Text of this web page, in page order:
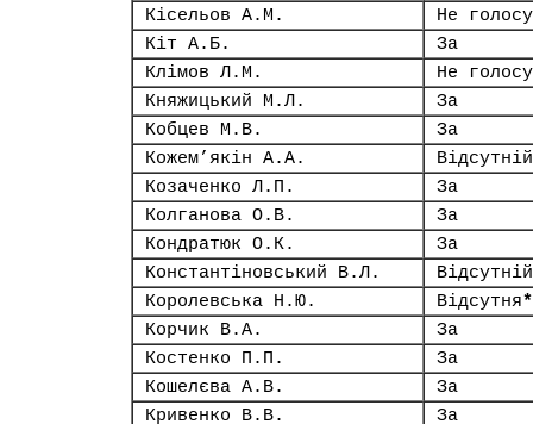
Кісельов А.М.
Не
Кіт А.Б.
За
Клімов Л.М.
Не
Княжицький М.Л.
За
Кобцев М.В.
За
Кожем’якін А.А.
Відсутній
Козаченко Л.П.
За
Колганова О.В.
За
Кондратюк О.К.
За
Константіновський В.Л.
Відсутній
Королевська Н.Ю.
Відсутня*
Корчик В.А.
За
Костенко П.П.
За
Кошелєва А.В.
За
Кривенко В.В.
За